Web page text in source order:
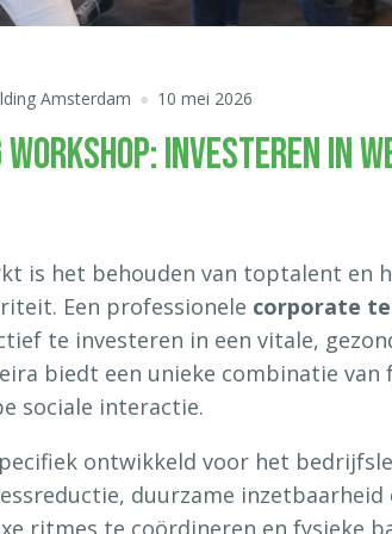
Amsterdam 10 mei 2026
INVESTEREN IN
is het behouden van toptalent en
Een professionele corporate
te investeren in een vitale,
biedt een unieke combinatie van
sociale interactie.
ontwikkeld voor het
duurzame